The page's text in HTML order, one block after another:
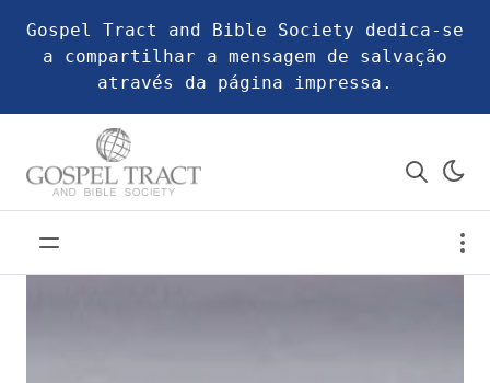
Gospel Tract and Bible Society dedica-se
a compartilhar a mensagem de salvação
através da página impressa.